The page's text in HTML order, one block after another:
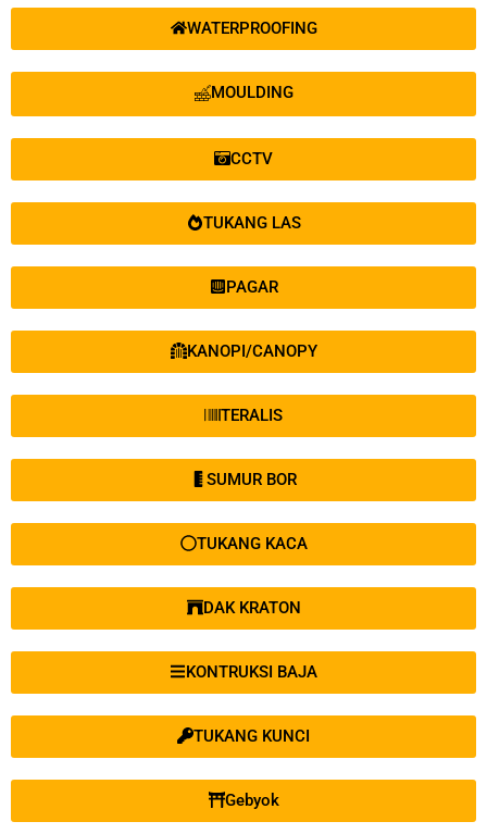
WATERPROOFING
MOULDING
CCTV
TUKANG LAS
PAGAR
KANOPI/CANOPY
TERALIS
SUMUR BOR
TUKANG KACA
DAK KRATON
KONTRUKSI BAJA
TUKANG KUNCI
Gebyok